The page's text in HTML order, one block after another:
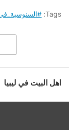
Tags:
اهل البيت في ليبيا